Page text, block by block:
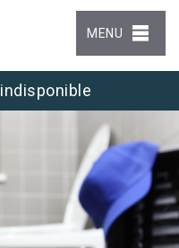
MENU
indisponible